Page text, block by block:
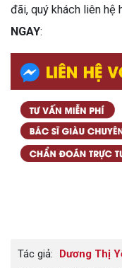
đãi, quý khách liên hệ
NGAY:
Tác giả: Dương Thị